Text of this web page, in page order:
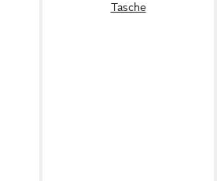
Tasche